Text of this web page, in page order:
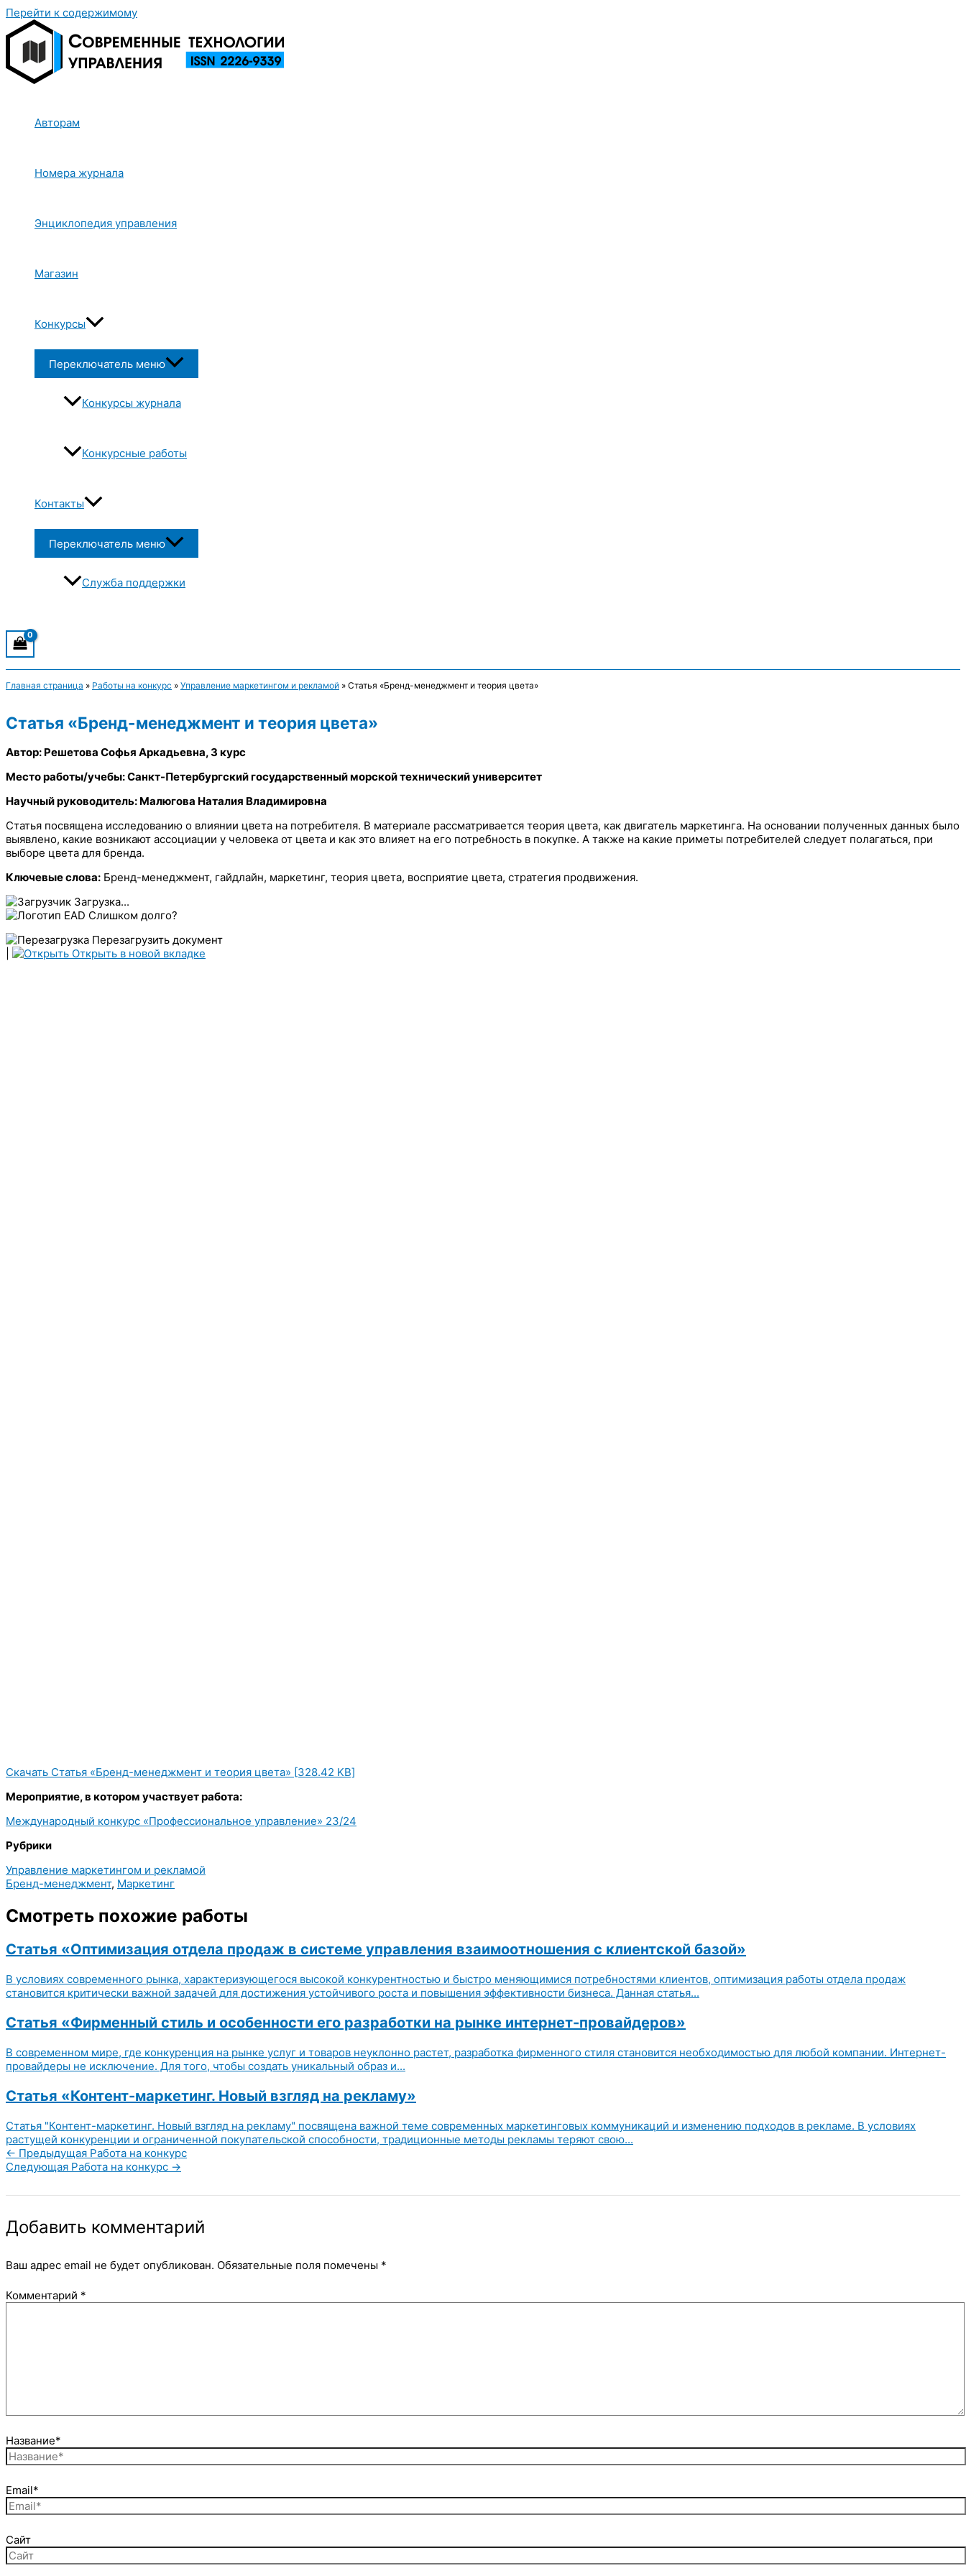
Перейти к содержимому
Авторам
Номера журнала
Энциклопедия управления
Магазин
Конкурсы
Переключатель меню
Конкурсы журнала
Конкурсные работы
Контакты
Переключатель меню
Служба поддержки
Главная страница » Работы на конкурс » Управление маркетингом и рекламой » Статья «Бренд-менеджмент и теория цвета»
Статья «Бренд-менеджмент и теория цвета»
Автор: Решетова Софья Аркадьевна, 3 курс
Место работы/учебы: Санкт-Петербургский государственный морской технический университет
Научный руководитель: Малюгова Наталия Владимировна
Статья посвящена исследованию о влиянии цвета на потребителя. В материале рассматривается теория цвета, как двигатель маркетинга. На основании полученных данных было
выявлено, какие возникают ассоциации у человека от цвета и как это влияет на его потребность в покупке. А также на какие приметы потребителей следует полагаться, при
выборе цвета для бренда.
Ключевые слова: Бренд-менеджмент, гайдлайн, маркетинг, теория цвета, восприятие цвета, стратегия продвижения.
Загрузка...
Слишком долго?
Перезагрузить документ
Открыть в новой вкладке
Скачать Статья «Бренд-менеджмент и теория цвета» [328.42 KB]
Мероприятие, в котором участвует работа:
Международный конкурс «Профессиональное управление» 23/24
Рубрики
Управление маркетингом и рекламой
Бренд-менеджмент, Маркетинг
Смотреть похожие работы
Статья «Оптимизация отдела продаж в системе управления взаимоотношения с клиентской базой»
В условиях современного рынка, характеризующегося высокой конкурентностью и быстро меняющимися потребностями клиентов, оптимизация работы отдела продаж
становится критически важной задачей для достижения устойчивого роста и повышения эффективности бизнеса. Данная статья...
Статья «Фирменный стиль и особенности его разработки на рынке интернет-провайдеров»
В современном мире, где конкуренция на рынке услуг и товаров неуклонно растет, разработка фирменного стиля становится необходимостью для любой компании. Интернет-
провайдеры не исключение. Для того, чтобы создать уникальный образ и...
Статья «Контент-маркетинг. Новый взгляд на рекламу»
Статья "Контент-маркетинг. Новый взгляд на рекламу" посвящена важной теме современных маркетинговых коммуникаций и изменению подходов в рекламе. В условиях
растущей конкуренции и ограниченной покупательской способности, традиционные методы рекламы теряют свою...
← Предыдущая Работа на конкурс
Следующая Работа на конкурс →
Добавить комментарий
Ваш адрес email не будет опубликован. Обязательные поля помечены *
Комментарий *
Название*
Email*
Сайт